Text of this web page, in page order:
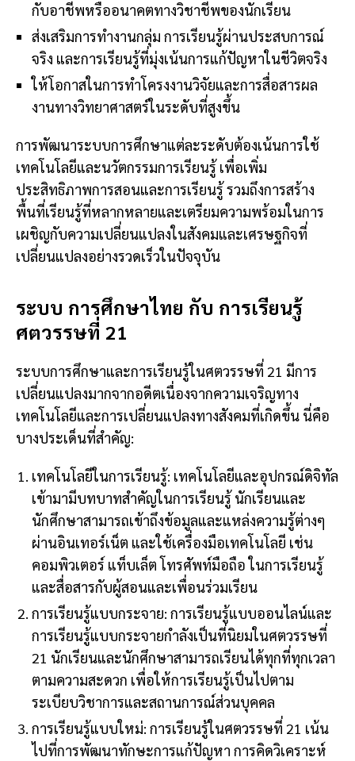
กับอาชีพหรืออนาคตทางวิชาชีพของนักเรียน
ส่งเสริมการทำงานกลุ่ม การเรียนรู้ผ่านประสบการณ์
จริง และการเรียนรู้ที่มุ่งเน้นการแก้ปัญหาในชีวิตจริง
ให้โอกาสในการทำโครงงานวิจัยและการสื่อสารผล
งานทางวิทยาศาสตร์ในระดับที่สูงขึ้น
การพัฒนาระบบการศึกษาแต่ละระดับต้องเน้นการใช้
เทคโนโลยีและนวัตกรรมการเรียนรู้ เพื่อเพิ่ม
ประสิทธิภาพการสอนและการเรียนรู้ รวมถึงการสร้าง
พื้นที่เรียนรู้ที่หลากหลายและเตรียมความพร้อมในการ
เผชิญกับความเปลี่ยนแปลงในสังคมและเศรษฐกิจที่
เปลี่ยนแปลงอย่างรวดเร็วในปัจจุบัน
ระบบ การศึกษาไทย กับ การเรียนรู้
ศตวรรษที่ 21
ระบบการศึกษาและการเรียนรู้ในศตวรรษที่ 21 มีการ
เปลี่ยนแปลงมากจากอดีตเนื่องจากความเจริญทาง
เทคโนโลยีและการเปลี่ยนแปลงทางสังคมที่เกิดขึ้น นี่คือ
บางประเด็นที่สำคัญ:
เทคโนโลยีในการเรียนรู้: เทคโนโลยีและอุปกรณ์ดิจิทัล
เข้ามามีบทบาทสำคัญในการเรียนรู้ นักเรียนและ
นักศึกษาสามารถเข้าถึงข้อมูลและแหล่งความรู้ต่างๆ
ผ่านอินเทอร์เน็ต และใช้เครื่องมือเทคโนโลยี เช่น
คอมพิวเตอร์ แท็บเล็ต โทรศัพท์มือถือ ในการเรียนรู้
และสื่อสารกับผู้สอนและเพื่อนร่วมเรียน
การเรียนรู้แบบกระจาย: การเรียนรู้แบบออนไลน์และ
การเรียนรู้แบบกระจายกำลังเป็นที่นิยมในศตวรรษที่
21 นักเรียนและนักศึกษาสามารถเรียนได้ทุกที่ทุกเวลา
ตามความสะดวก เพื่อให้การเรียนรู้เป็นไปตาม
ระเบียบวิชาการและสถานการณ์ส่วนบุคคล
การเรียนรู้แบบใหม่: การเรียนรู้ในศตวรรษที่ 21 เน้น
ไปที่การพัฒนาทักษะการแก้ปัญหา การคิดวิเคราะห์